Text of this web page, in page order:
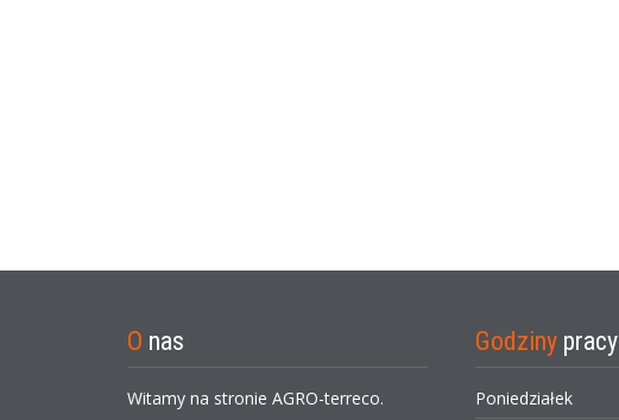
O nas
Witamy na stronie AGRO-terreco.
Godziny pracy
Poniedziałek